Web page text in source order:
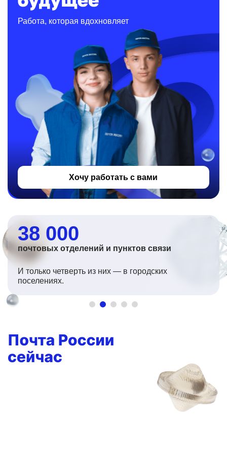
Работа, которая вдохновляет
Хочу работать с вами
38 000
почтовых отделений и пунктов связи
И только четверть из них — в городских
поселениях.